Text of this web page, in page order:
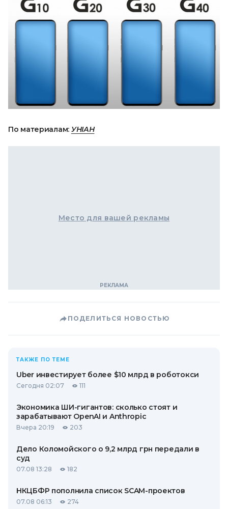
По материалам: УНІАН
Место для вашей рекламы
ПОДЕЛИТЬСЯ НОВОСТЬЮ
ТАКЖЕ ПО ТЕМЕ
Uber инвестирует более $10 млрд в роботокси
Сегодня 02:07 111
Экономика ШИ-гигантов: сколько стоят и
зарабатывают OpenAI и Anthropic
Вчера 20:19 203
Дело Коломойского о 9,2 млрд грн передали в
суд
07.08 13:28 182
НКЦБФР пополнила список SCAM-проектов
07.08 06:13 274